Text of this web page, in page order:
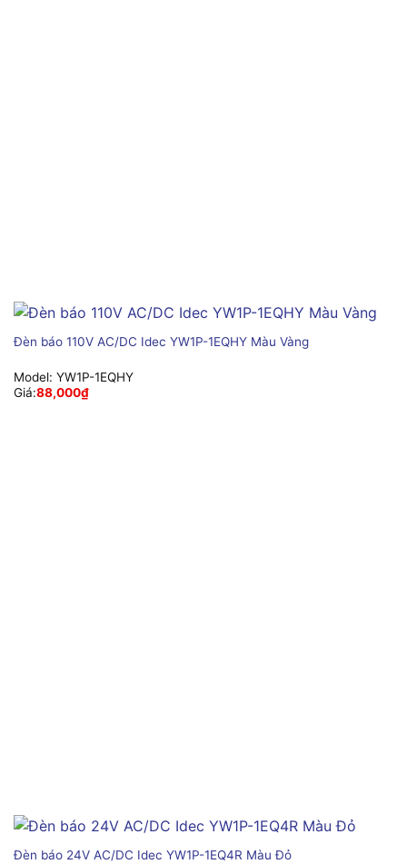
Đèn báo 110V AC/DC Idec YW1P-1EQHY Màu Vàng
Model: YW1P-1EQHY
Giá:88,000₫
Đèn báo 24V AC/DC Idec YW1P-1EQ4R Màu Đỏ